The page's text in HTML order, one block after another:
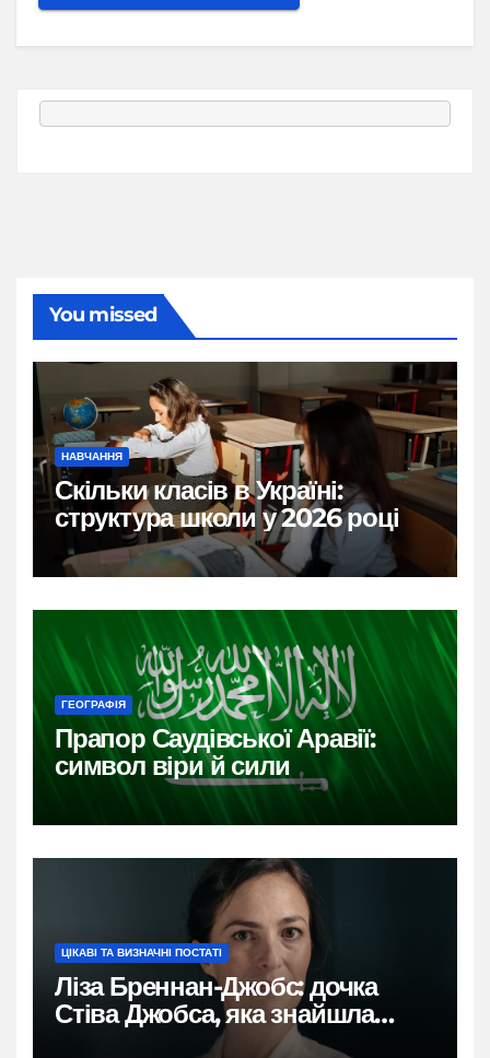
You missed
НАВЧАННЯ
Скільки класів в Україні:
структура школи у 2026 році
ГЕОГРАФІЯ
Прапор Саудівської Аравії:
символ віри й сили
ЦІКАВІ ТА ВИЗНАЧНІ ПОСТАТІ
Ліза Бреннан-Джобс: дочка
Стіва Джобса, яка знайшла
власний голос